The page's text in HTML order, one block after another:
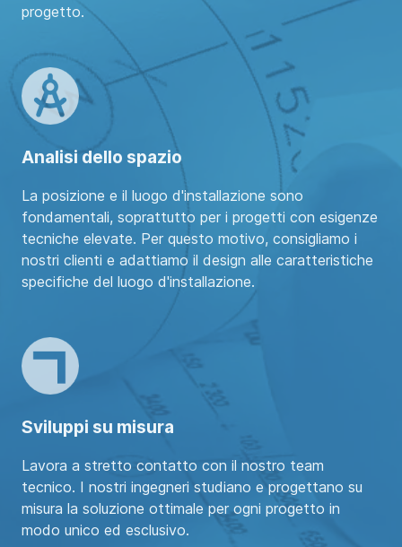
progetto.
Analisi dello spazio
La posizione e il luogo d'installazione sono
fondamentali, soprattutto per i progetti con esigenze
tecniche elevate. Per questo motivo, consigliamo i
nostri clienti e adattiamo il design alle caratteristiche
specifiche del luogo d'installazione.
Sviluppi su misura
Lavora a stretto contatto con il nostro team
tecnico. I nostri ingegneri studiano e progettano su
misura la soluzione ottimale per ogni progetto in
modo unico ed esclusivo.